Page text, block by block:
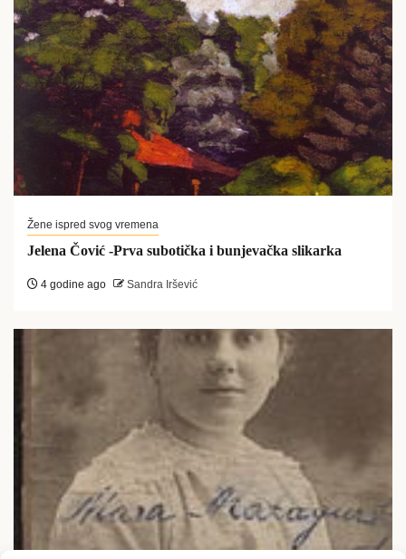
Žene ispred svog vremena
Jelena Čović -Prva subotička i bunjevačka slikarka
4 godine ago Sandra Iršević